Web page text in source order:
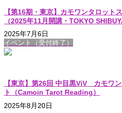
【第16期・東京】カモワンタロット
（2025年11月開講・TOKYO
2025年7月6日
イベント（受付終了）
【東京】第26回 中目黒ViV カモワ
ト（Camoin Tarot Reading）
2025年8月20日